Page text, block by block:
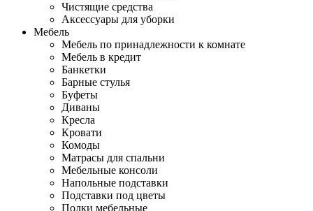
Чистящие средства
Аксессуары для уборки
Мебель
Мебель по принадлежности к комнате
Мебель в кредит
Банкетки
Барные стулья
Буфеты
Диваны
Кресла
Кровати
Комоды
Матрасы для спальни
Мебельные консоли
Напольные подставки
Подставки под цветы
Полки мебельные